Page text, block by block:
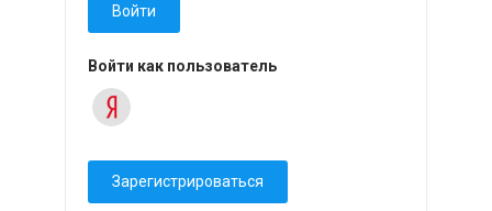
Войти
Войти как пользователь
Зарегистрироваться